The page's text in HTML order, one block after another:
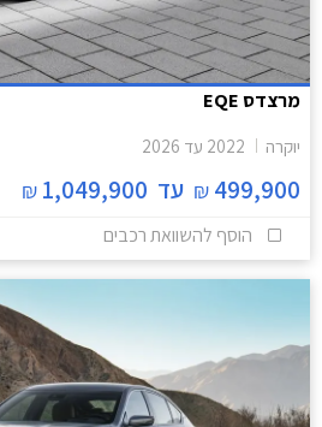
מרצדס EQE
יוקרה 2022 עד 2026
499,900
₪ עד 1,049,900
₪
הוסף להשוואת רכבים